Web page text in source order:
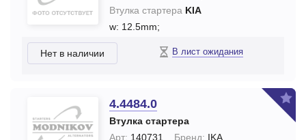
Втулка стартера KIA
w: 12.5mm;
Нет в наличии В лист ожидания
4.4484.0
Втулка стартера
Арт: 140731 Бренд: IKA